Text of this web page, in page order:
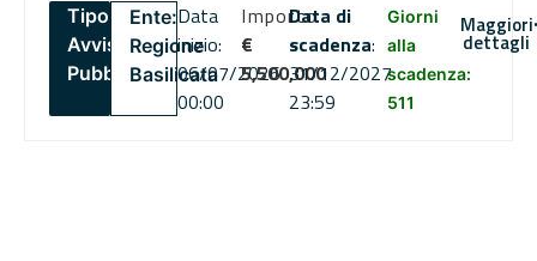
Tipo:
Avviso
Pubblico
Ente:
Regione
Basilicata
Data
inizio:
06/07/2026
00:00
Importo
€
5,500,000
Data di
scadenza:
31/12/2027
23:59
Giorni
alla
scadenza:
511
Maggiori
dettagli